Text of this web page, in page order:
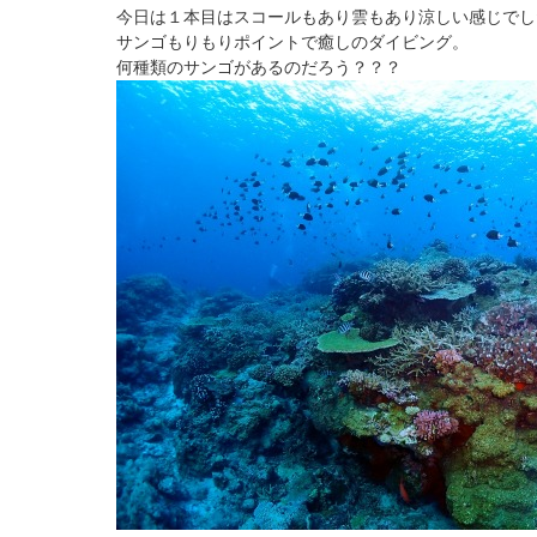
今日は１本目はスコールもあり雲もあり涼しい感じで
サンゴもりもりポイントで癒しのダイビング。
何種類のサンゴがあるのだろう？？？